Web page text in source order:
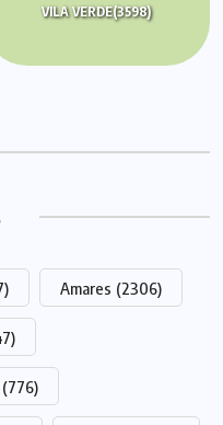
VILA VERDE(3598)
Amares (2306)
(776)